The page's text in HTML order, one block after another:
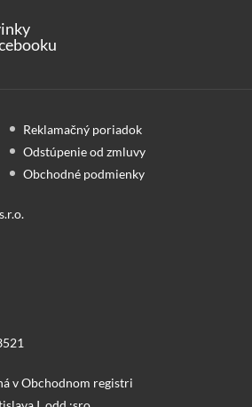
Reklamačný poriadok
Odstúpenie od zmluvy
Obchodné podmienky
v Obchodnom registri